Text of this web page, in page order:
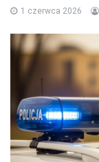
1 czerwca 2026